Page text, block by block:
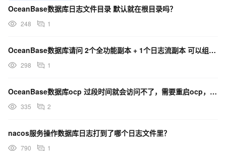
OceanBase数据库日志文件目录 默认就在根目录吗？
248 1
OceanBase数据库请问 2个全功能副本 + 1个日志流副本 可以组成 高可用 集群么 ？
298 1
OceanBase数据库ocp 过段时间就会访问不了，需要重启ocp，需要哪些日志文件？
335 2
nacos服务操作数据库日志打到了哪个日志文件里？
790 1